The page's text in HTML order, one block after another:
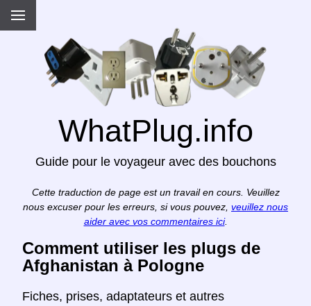
WhatPlug.info
Guide pour le voyageur avec des bouchons
Cette traduction de page est un travail en cours. Veuillez
nous excuser pour les erreurs, si vous pouvez, veuillez nous
aider avec vos commentaires ici.
Comment utiliser les plugs de
Afghanistan à Pologne
Fiches, prises, adaptateurs et autres